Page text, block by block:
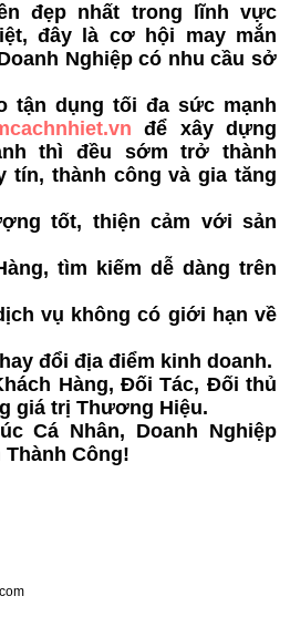
đẹp nhất trong lĩnh vực
đây là cơ hội may mắn
Nghiệp có nhu cầu sở
tận dụng tối đa sức mạnh
để xây dựng
thì đều sớm trở thành
tín, thành công và gia tăng
tốt, thiện cảm với sản
tìm kiếm dễ dàng trên
vụ không có giới hạn về
đổi địa điểm kinh doanh.
Hàng, Đối Tác, Đối thủ
giá trị Thương Hiệu.
Cá Nhân, Doanh Nghiệp
Thành Công!